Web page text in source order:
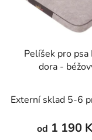
Pelíšek pro psa
dora -
Externí sklad 5-6
od 1 190